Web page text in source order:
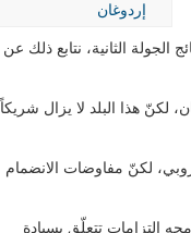
إردوغان
الجولة الثانية، نتابع ذلك عن
لكنّ هذا البلد لا يزال شريكاً
لكنّ مفاوضات الانضمام
التزامات تتعلّق بسيادة